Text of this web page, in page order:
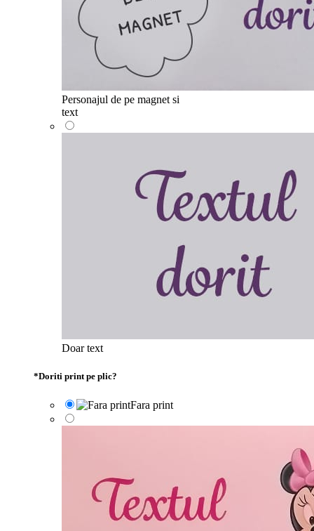
Personajul de pe magnet si
text
Doar text
*Doriti print pe plic?
Fara print